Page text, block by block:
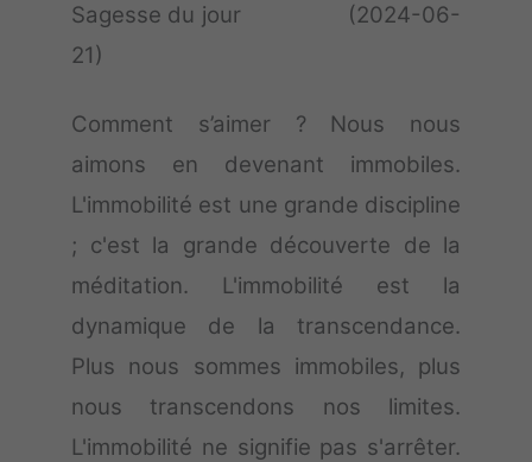
Sagesse du jour (2024-06-
21)
Comment s’aimer ? Nous nous
aimons en devenant immobiles.
L'immobilité est une grande discipline
; c'est la grande découverte de la
méditation. L'immobilité est la
dynamique de la transcendance.
Plus nous sommes immobiles, plus
nous transcendons nos limites.
L'immobilité ne signifie pas s'arrêter.